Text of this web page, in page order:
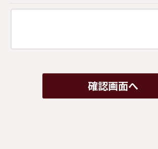
確認画面へ